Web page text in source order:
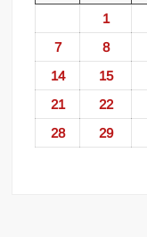
1
7
8
14
15
21
22
28
29